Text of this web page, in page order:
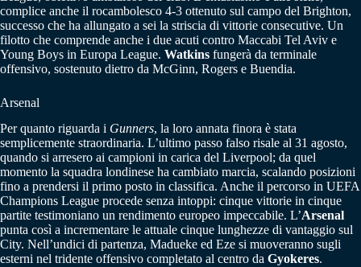
complice anche il rocambolesco 4-3 ottenuto sul campo del Brighton,
successo che ha allungato a sei la striscia di vittorie consecutive. Un
filotto che comprende anche i due acuti contro Maccabi Tel Aviv e
Young Boys in Europa League. Watkins fungerà da terminale
offensivo, sostenuto dietro da McGinn, Rogers e Buendia.
Arsenal
Per quanto riguarda i Gunners, la loro annata finora è stata
semplicemente straordinaria. L’ultimo passo falso risale al 31 agosto,
quando si arresero ai campioni in carica del Liverpool; da quel
momento la squadra londinese ha cambiato marcia, scalando posizioni
fino a prendersi il primo posto in classifica. Anche il percorso in UEFA
Champions League procede senza intoppi: cinque vittorie in cinque
partite testimoniano un rendimento europeo impeccabile. L’Arsenal
punta così a incrementare le attuale cinque lunghezze di vantaggio sul
City. Nell’undici di partenza, Madueke ed Eze si muoveranno sugli
esterni nel tridente offensivo completato al centro da Gyokeres.